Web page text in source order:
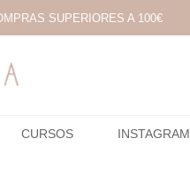
SUPERIORES A 100€
CURSOS INSTAGRAM